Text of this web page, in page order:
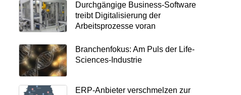
Durchgängige Business-Software
treibt Digitalisierung der
Arbeitsprozesse voran
Branchenfokus: Am Puls der Life-
Sciences-Industrie
ERP-Anbieter verschmelzen zur